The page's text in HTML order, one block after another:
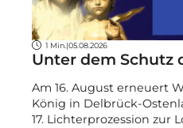
1 Min. |05.08.2026
Unter dem Schutz
Am 16. August erneuert
König in Delbrück-
17. Lichterprozession zur